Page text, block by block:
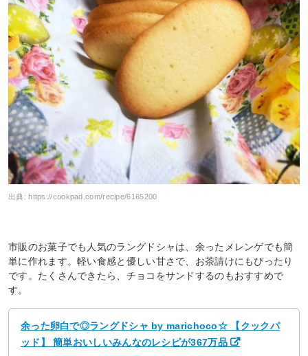
出典:https://cookpad.com/recipe/6165200
市販のお菓子でも人気のラングドシャは、余ったメレンゲでも簡
単に作れます。軽い食感と優しい甘さで、お茶請けにもぴったり
です。たくさんできたら、チョコをサンドするのもおすすめで
す。
余った卵白で◎ラングドシャ by marichoco☆ 【クックパ
ッド】 簡単おいしいみんなのレシピが367万品